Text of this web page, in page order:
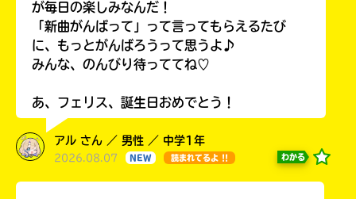
が毎日の楽しみなんだ！
「新曲がんばって」って言ってもらえるたび
に、もっとがんばろうって思うよ♪
みんな、のんびり待っててね♡
あ、フェリス、誕生日おめでとう！
アル さん ／ 男性 ／ 中学1年
2026.08.07 NEW 読まれてるよ !! わかる